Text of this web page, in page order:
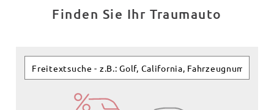
Finden Sie Ihr Traumauto